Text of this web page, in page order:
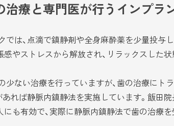
療と専門医が行うインプラ
は、点滴で鎮静剤や全身麻酔薬を少量投与
やストレスから解放され、リラックスした
ない治療を行っていますが、歯の治療にト
れば静脈内鎮静法を実施しています。飯田
も有効で、実際に静脈内鎮静法で歯の治療